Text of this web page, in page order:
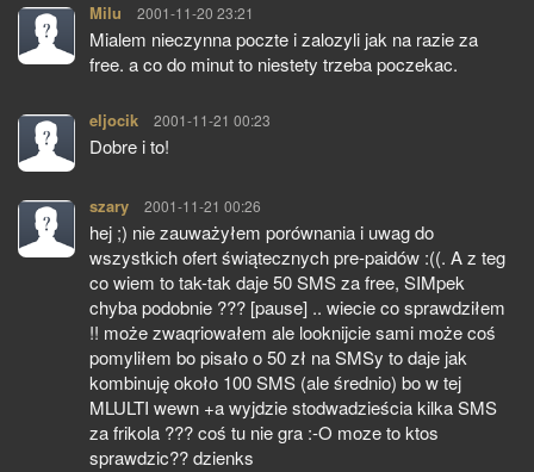
Milu pisze:
2001-11-20 23:21
Mialem nieczynna poczte i zalozyli jak na razie za
free. a co do minut to niestety trzeba poczekac.
eljocik pisze:
2001-11-21 00:23
Dobre i to!
szary pisze:
2001-11-21 00:26
hej ;) nie zauważyłem porównania i uwag do
wszystkich ofert świątecznych pre-paidów :((. A z teg
co wiem to tak-tak daje 50 SMS za free, SIMpek
chyba podobnie ??? [pause] .. wiecie co sprawdziłem
!! może zwaqriowałem ale looknijcie sami może coś
pomyliłem bo pisało o 50 zł na SMSy to daje jak
kombinuję około 100 SMS (ale średnio) bo w tej
MLULTI wewn +a wyjdzie stodwadzieścia kilka SMS
za frikola ??? coś tu nie gra :-O moze to ktos
sprawdzic?? dzienks